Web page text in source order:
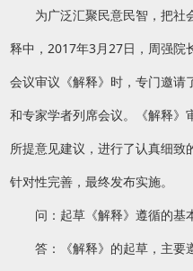
为广泛汇聚民意民智，把社
释中，2017年3月27日，周强院
会议审议《解释》时，专门邀请
和专家学者列席会议。《解释》
所提意见建议，进行了认真细致
针对性完善，最终发布实施。
问：起草《解释》遵循的基
答：《解释》的起草，主要